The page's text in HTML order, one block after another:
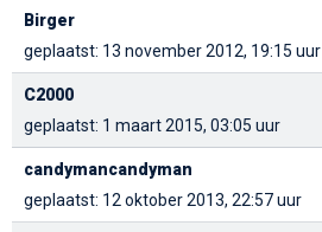
Birger
geplaatst: 13 november 2012, 19:15 uur
C2000
geplaatst: 1 maart 2015, 03:05 uur
candymancandyman
geplaatst: 12 oktober 2013, 22:57 uur